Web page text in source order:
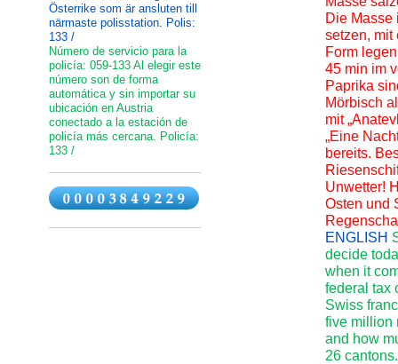
Die Masse
setzen, mit
Form
45 min im
Paprika
Mörbisch
mit
„Eine
bereits.
Unwetter!
Osten und
ENGLISH
decide
when it
federal tax
Swiss
five million
and how
26
Österrike som är ansluten till
närmaste polisstation. Polis:
133 /
Número de servicio para la
policía: 059-133 Al elegir este
número son de forma
automática y sin importar su
ubicación en Austria
conectado a la estación de
policía más cercana. Policía:
133 /